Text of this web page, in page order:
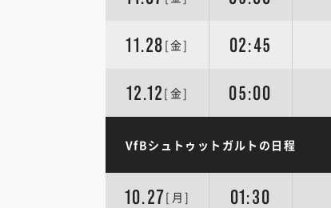
11.28 [金] 02:45
12.12 [金] 05:00
VfBシュトゥットガルトの日程
10.27[月] 01:30